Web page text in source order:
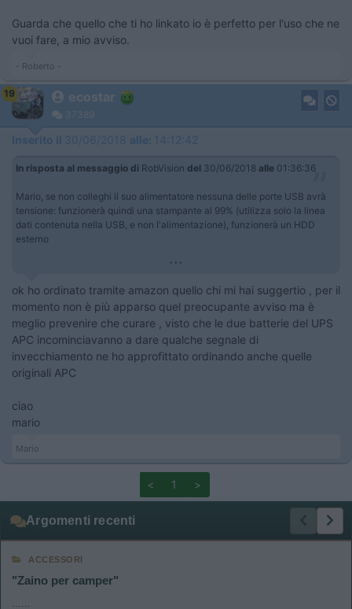
Guarda che quello che ti ho linkato io è perfetto per l'uso che ne
vuoi fare, a mio avviso.
- Roberto -
19 ecostar
37389
Inserito il 30/06/2018 alle: 14:12:42
In risposta al messaggio di RobVision del 30/06/2018 alle 01:36:36
Mario, se non colleghi il suo alimentatore nessuna delle porte USB avrà
tensione: funzionerà quindi una stampante al 99% (utilizza solo la linea
dati contenuta nella USB, e non l'alimentazione), funzionerà un HDD
esterno
...
ok ho ordinato tramite amazon quello chi mi hai suggertio , per il
momento non è più apparso quel preocupante avviso ma è
meglio prevenire che curare , visto che le due batterie del UPS
APC incominciavanno a dare qualche segnale di
invecchiamento ne ho approfittato ordinando anche quelle
originali APC
ciao
mario
Mario
< 1 >
Argomenti recenti
ACCESSORI
"Zaino per camper"
......